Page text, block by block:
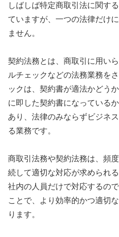
しばしば特定商取引法に関す
ていますが、一つの法律だけ
ません。
契約法務とは、商取引に用い
ルチェックなどの法務業務を
ックは、契約書が適法かどう
に即した契約書になっている
あり、法律のみならずビジネ
る業務です。
商取引法務や契約法務は、頻
続して適切な対応が求められる
社内の人員だけで対応するの
ことで、より効率的かつ適切
ります。